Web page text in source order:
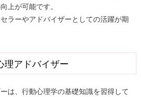
上が可能です。
ラーやアドバイザーとしての活躍が期
理アドバイザー
は、行動心理学の基礎知識を習得して